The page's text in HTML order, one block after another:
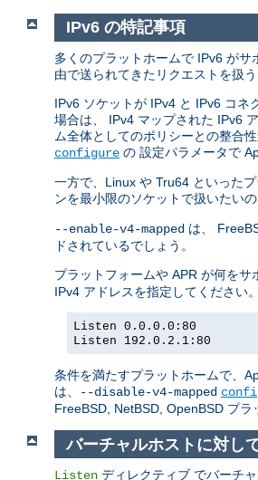
IPv6 の特記事項
多くのプラットホームで IPv6 がサ
由で送られてきたリクエストを扱う
IPv6 ソケットが IPv4 と IPv6 コネ
場合は、 IPv4 マップされた IPv6
ム全体としてのポリシーとの整合
configure の 設定パラメータで
一方で、Linux や Tru64 といった
ンを最小限のソケットで扱いたい
--enable-v4-mapped は、
ドされているでしょう。
プラットフォームや APR が何を
IPv4 アドレスを指定してください。
Listen 0.0.0.0:80
Listen 192.0.2.1:80
条件を満たすプラットホームで、
は、
--disable-v4-mapped
FreeBSD, NetBSD, OpenBSD プラ
バーチャルホストに対し
Listen ディレクティブ でバーチ